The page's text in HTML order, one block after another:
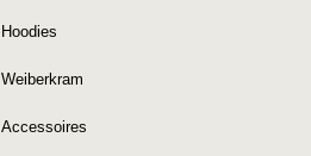
Hoodies
Weiberkram
Accessoires